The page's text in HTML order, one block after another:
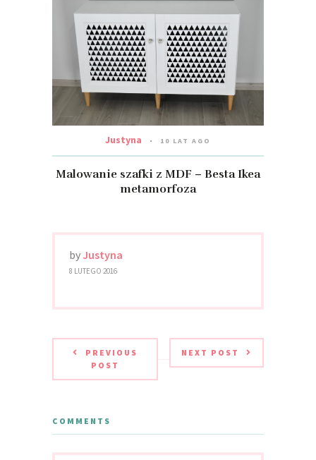
Justyna 10 LAT AGO
Malowanie szafki z MDF – Besta Ikea
metamorfoza
by Justyna
8 LUTEGO 2016
PREVIOUS
POST
NEXT POST
COMMENTS